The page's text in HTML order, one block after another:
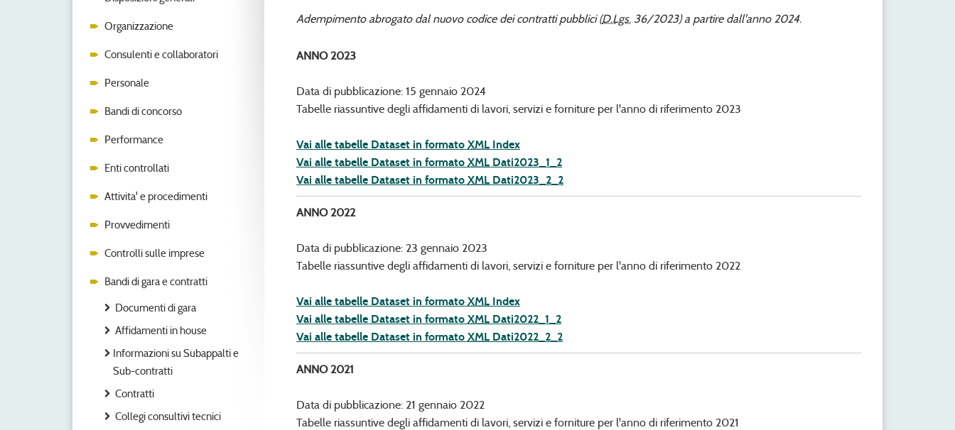
Organizzazione
Consulenti e collaboratori
Personale
Bandi di concorso
Performance
Enti controllati
Attivita' e procedimenti
Provvedimenti
Controlli sulle imprese
Bandi di gara e contratti
Documenti di gara
Affidamenti in house
Informazioni su Subappalti e
Sub-contratti
Contratti
Collegi consultivi tecnici
Adempimento abrogato dal nuovo codice dei contratti pubblici (D.Lgs. 36/2023) a partire dall'anno 2024.
ANNO 2023
Data di pubblicazione: 15 gennaio 2024
Tabelle riassuntive degli affidamenti di lavori, servizi e forniture per l'anno di riferimento 2023
Vai alle tabelle Dataset in formato XML Index
Vai alle tabelle Dataset in formato XML Dati2023_1_2
Vai alle tabelle Dataset in formato XML Dati2023_2_2
ANNO 2022
Data di pubblicazione: 23 gennaio 2023
Tabelle riassuntive degli affidamenti di lavori, servizi e forniture per l'anno di riferimento 2022
Vai alle tabelle Dataset in formato XML Index
Vai alle tabelle Dataset in formato XML Dati2022_1_2
Vai alle tabelle Dataset in formato XML Dati2022_2_2
ANNO 2021
Data di pubblicazione: 21 gennaio 2022
Tabelle riassuntive degli affidamenti di lavori, servizi e forniture per l'anno di riferimento 2021